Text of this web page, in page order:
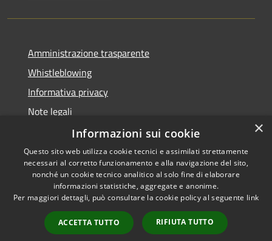
Amministrazione trasparente
Whistleblowing
Informativa privacy
Note legali
Dichiarazione di accessibilità
RSS
Accessibilità
Copyright © 2026 • Comune di
byMunicipium
Accesso
redazione
×
Informazioni sui cookie
Questo sito web utilizza cookie tecnici e assimilati strettamente
necessari al corretto funzionamento e alla navigazione del sito,
nonché un cookie tecnico analitico al solo fine di elaborare
informazioni statistiche, aggregate e anonime.
Per maggiori dettagli, può consultare la cookie policy al seguente link
ACCETTA TUTTO RIFIUTA TUTTO